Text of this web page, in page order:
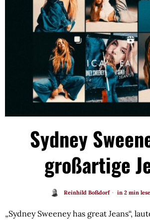
Sydney
großartige
Reinhild Boßdorf in 2 min
„Sydney Sweeney has great Jeans“,